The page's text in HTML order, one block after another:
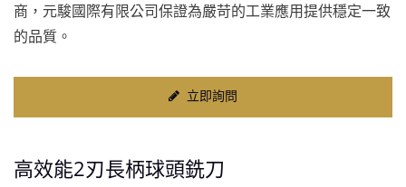
商，元駿國際有限公司保證為嚴苛的工業應用提供穩定一致
的品質。
立即詢問
高效能2刃長柄球頭銑刀